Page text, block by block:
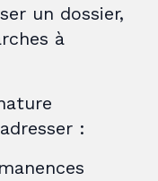
un dossier,
à
: